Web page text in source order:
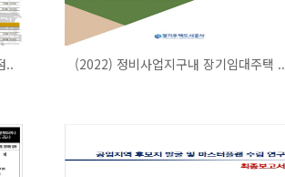
.. (2022) 정비사업지구내 장기임대주택 ..